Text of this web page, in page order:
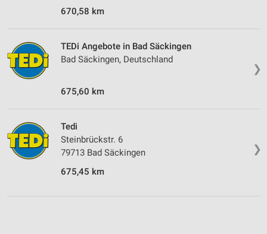
670,58 km
❯
TEDi Angebote in Bad Säckingen
Bad Säckingen, Deutschland
675,60 km
❯
Tedi
Steinbrückstr. 6
79713 Bad Säckingen
675,45 km